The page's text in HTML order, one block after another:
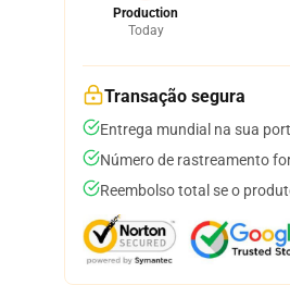
Production
Today
Transação segura
Entrega mundial na sua
Número de rastreamento
Reembolso total se o